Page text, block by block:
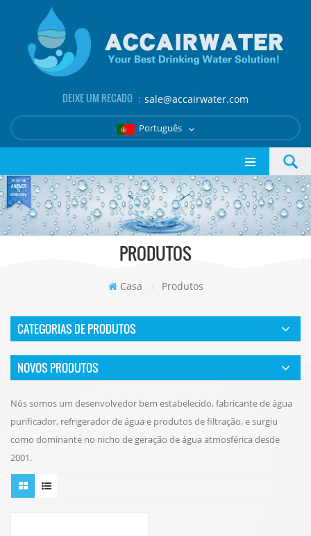
DEIXE UM RECADO ： sale@accairwater.com
Português
PRODUTOS
Casa / Produtos
CATEGORIAS DE PRODUTOS
NOVOS PRODUTOS
Nós somos um desenvolvedor bem estabelecido, fabricante de água
purificador, refrigerador de água e produtos de filtração, e surgiu
como dominante no nicho de geração de água atmosférica desde
2001.